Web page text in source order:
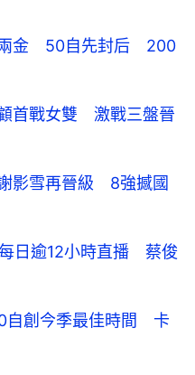
兩金 50自先封后 200
首戰女雙 激戰三盤晉
影雪再晉級 8強撼國
日逾12小時直播 蔡俊
自創今季最佳時間 卡